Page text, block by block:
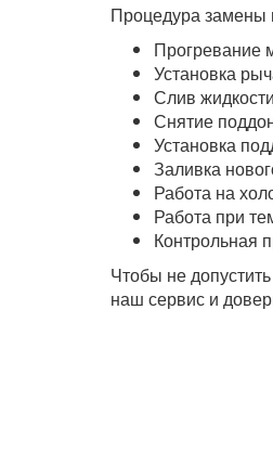
Процедура замены
Прогревание
Установка
Слив
Снятие
Установка
Заливка
Работа на
Работа при
Контрольная
Чтобы не
наш сервис и